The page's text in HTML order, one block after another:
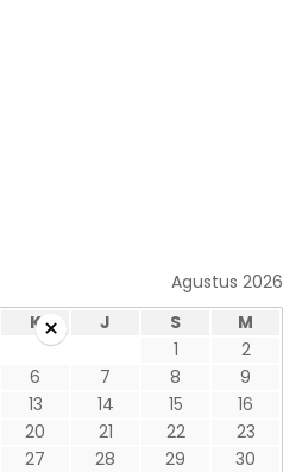
Agustus 2026
K J S
M
1
2
6 7 8
9
13 14 15
16
20 21 22
23
27 28 29
30
×